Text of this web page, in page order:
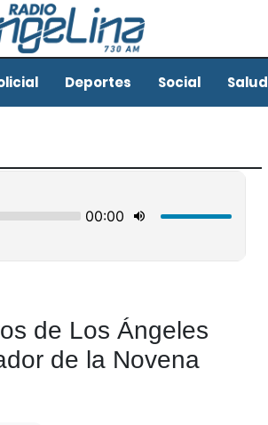
Deportes Social Salud
de Los Ángeles
de la Novena